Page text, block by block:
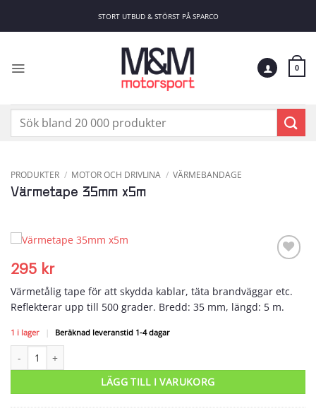
STORT UTBUD & STÖRST PÅ SPARCO
0
Sök
PRODUKTER / MOTOR OCH DRIVLINA / VÄRMEBANDAGE
Värmetape 35mm x5m
295 kr
Värmetålig tape för att skydda kablar, täta brandväggar etc.
Reflekterar upp till 500 grader. Bredd: 35 mm, längd: 5 m.
1 i lager | Beräknad leveranstid 1-4 dagar
LÄGG TILL I VARUKORG